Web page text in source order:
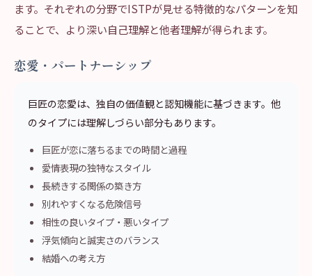
ます。それぞれの分野でISTPが見せる特徴的なパターンを知
ることで、より深い自己理解と他者理解が得られます。
恋愛・パートナーシップ
巨匠の恋愛は、独自の価値観と認知機能に基づきます。他
のタイプには理解しづらい部分もあります。
巨匠が恋に落ちるまでの時間と過程
愛情表現の独特なスタイル
長続きする関係の築き方
別れやすくなる危険信号
相性の良いタイプ・悪いタイプ
浮気傾向と誠実さのバランス
結婚への考え方